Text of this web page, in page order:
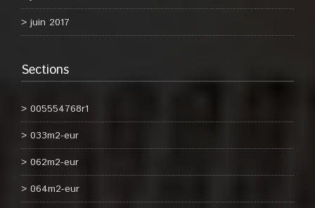
juin 2017
Sections
005554768r1
033m2-eur
062m2-eur
064m2-eur